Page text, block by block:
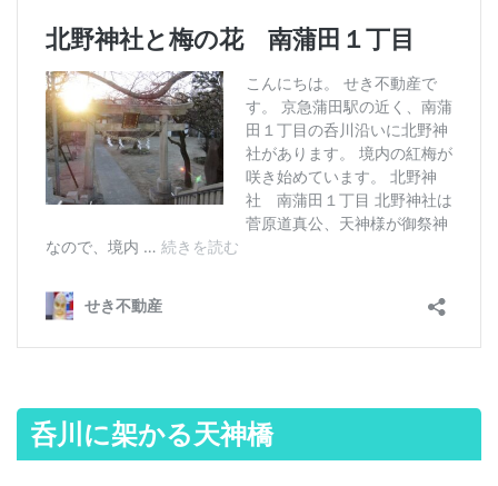
呑川に架かる天神橋